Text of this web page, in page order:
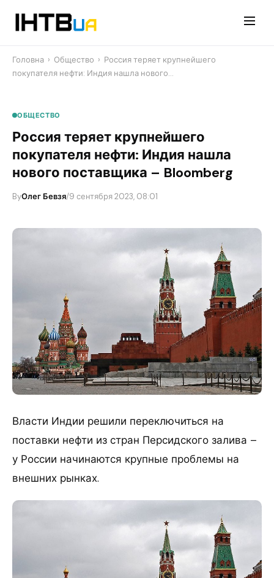
Головна › Общество › Россия теряет крупнейшего
покупателя нефти: Индия нашла нового…
ОБЩЕСТВО
Россия теряет крупнейшего
покупателя нефти: Индия нашла
нового поставщика – Bloomberg
ByОлег Бевзя/9 сентября 2023, 08:01
Власти Индии решили переключиться на
поставки нефти из стран Персидского залива –
у России начинаются крупные проблемы на
внешних рынках.